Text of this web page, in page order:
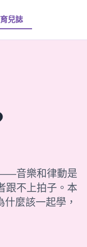
育兒誌
音樂和律動是
跟不上拍子。本
麼該一起學，